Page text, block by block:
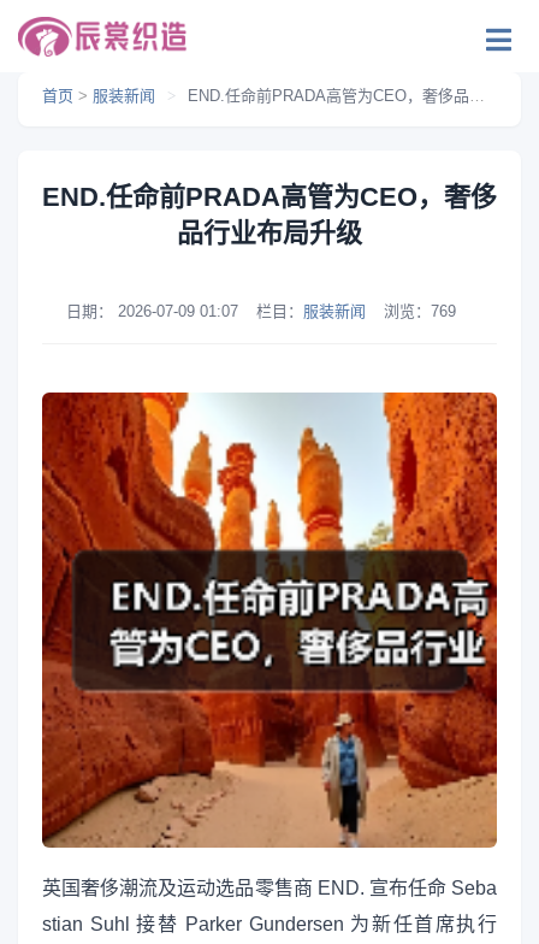
首页 > 服装新闻 > END.任命前PRADA高管为CEO，奢侈品行业布局升级
END.任命前PRADA高管为CEO，奢侈
品行业布局升级
日期： 2026-07-09 01:07 栏目： 服装新闻 浏览： 769
英国奢侈潮流及运动选品零售商 END. 宣布任命 Seba
stian Suhl 接替 Parker Gundersen 为新任首席执行